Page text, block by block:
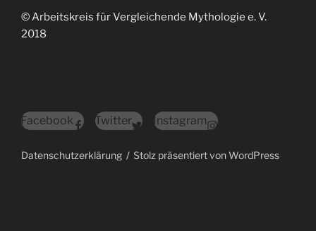
© Arbeitskreis für Vergleichende Mythologie e. V.
2018
Facebook Twitter Instagram
Datenschutzerklärung Stolz präsentiert von WordPress